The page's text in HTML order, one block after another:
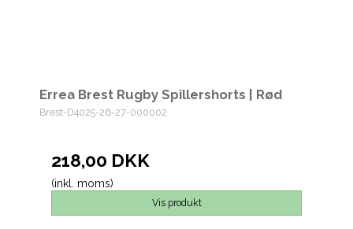
Errea Brest Rugby Spillershorts | Rød
Brest-D4025-26-27-000002
218,00 DKK
(inkl. moms)
Vis produkt